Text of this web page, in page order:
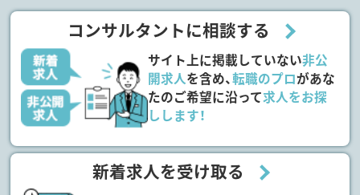
コンサルタントに相談する
サイト上に掲載していない非公
開求人を含め、転職のプロがあな
たのご希望に沿って求人をお探
しします！
新着求人を受け取る